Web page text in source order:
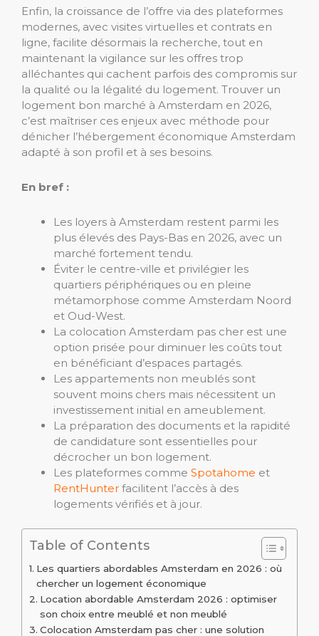
Enfin, la croissance de l’offre via des plateformes
modernes, avec visites virtuelles et contrats en
ligne, facilite désormais la recherche, tout en
maintenant la vigilance sur les offres trop
alléchantes qui cachent parfois des compromis sur
la qualité ou la légalité du logement. Trouver un
logement bon marché à Amsterdam en 2026,
c’est maîtriser ces enjeux avec méthode pour
dénicher l’hébergement économique Amsterdam
adapté à son profil et à ses besoins.
En bref :
Les loyers à Amsterdam restent parmi les
plus élevés des Pays-Bas en 2026, avec un
marché fortement tendu.
Éviter le centre-ville et privilégier les
quartiers périphériques ou en pleine
métamorphose comme Amsterdam Noord
et Oud-West.
La colocation Amsterdam pas cher est une
option prisée pour diminuer les coûts tout
en bénéficiant d’espaces partagés.
Les appartements non meublés sont
souvent moins chers mais nécessitent un
investissement initial en ameublement.
La préparation des documents et la rapidité
de candidature sont essentielles pour
décrocher un bon logement.
Les plateformes comme Spotahome et
RentHunter facilitent l’accès à des
logements vérifiés et à jour.
Table of Contents
Les quartiers abordables Amsterdam en 2026 : où
chercher un logement économique
Location abordable Amsterdam 2026 : optimiser
son choix entre meublé et non meublé
Colocation Amsterdam pas cher : une solution